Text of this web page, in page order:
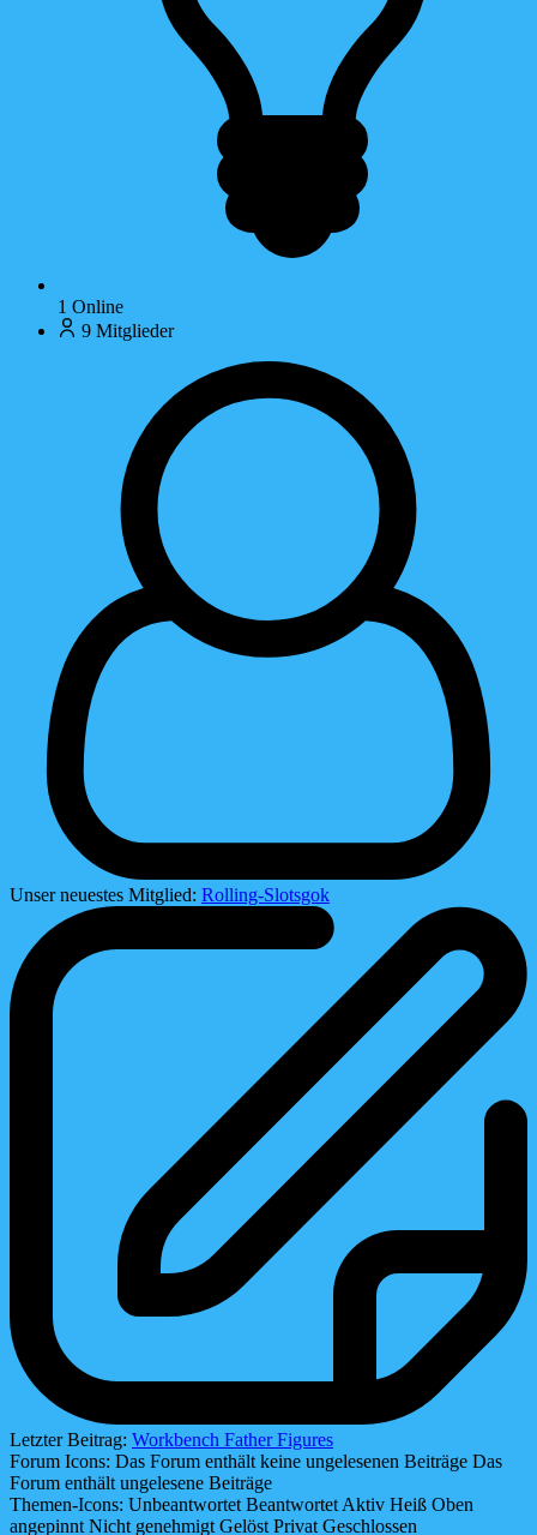
1 Online
9 Mitglieder
Unser neuestes Mitglied: Rolling-Slotsgok
Letzter Beitrag: Workbench Father Figures
Forum Icons: Das Forum enthält keine ungelesenen Beiträge Das
Forum enthält ungelesene Beiträge
Themen-Icons: Unbeantwortet Beantwortet Aktiv Heiß Oben
angepinnt Nicht genehmigt Gelöst Privat Geschlossen